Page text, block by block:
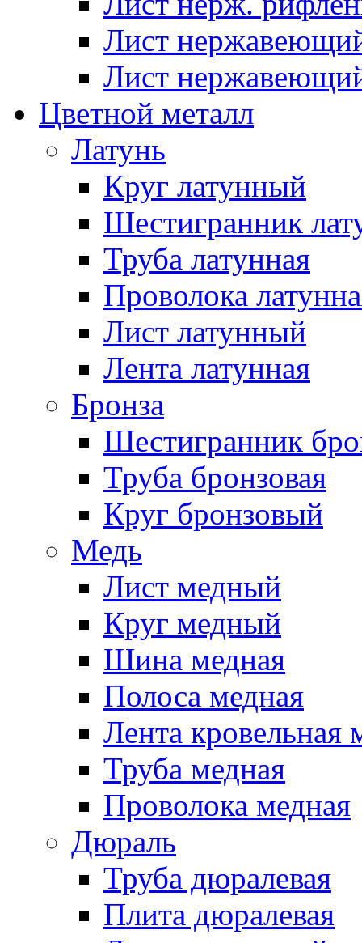
Лист
Лист
Цветной металл
Латунь
Круг латунный
Шестигранник
Труба латунная
Проволока
Лист латунный
Лента латунная
Бронза
Шестигранник
Труба бронзовая
Круг бронзовый
Медь
Лист медный
Круг медный
Шина медная
Полоса медная
Лента кровельная
Труба медная
Проволока медная
Дюраль
Труба дюралевая
Плита дюралевая